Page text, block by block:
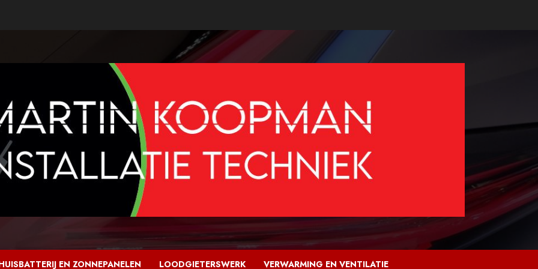
EN ZONNEPANELEN LOODGIETERSWERK VERWARMING EN VENTILATIE